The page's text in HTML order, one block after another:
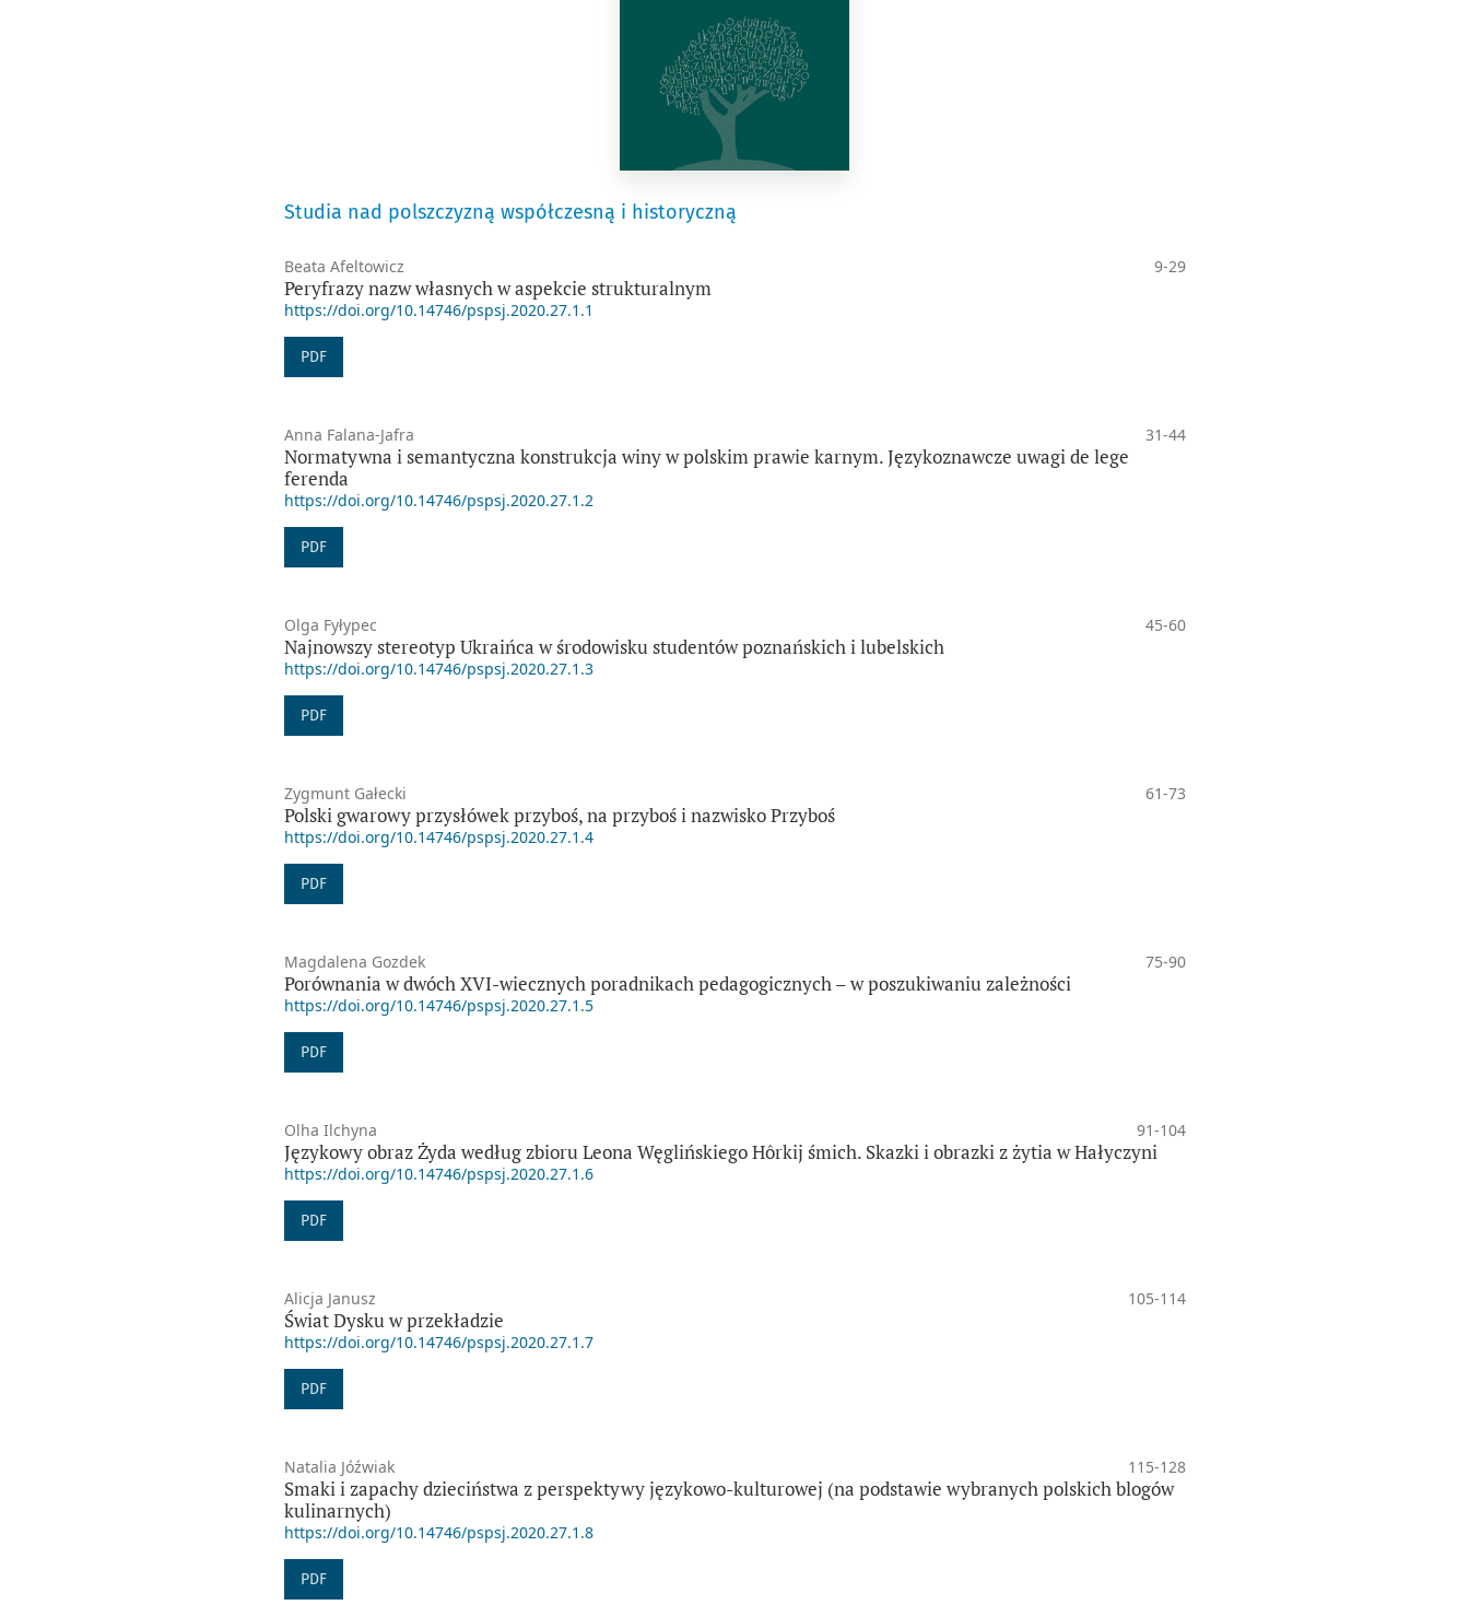
Studia nad polszczyzną współczesną i historyczną
Beata Afeltowicz 9-29
Peryfrazy nazw własnych w aspekcie strukturalnym
https://doi.org/10.14746/pspsj.2020.27.1.1
PDF
Anna Falana-Jafra 31-44
Normatywna i semantyczna konstrukcja winy w polskim prawie karnym. Językoznawcze uwagi de lege
ferenda
https://doi.org/10.14746/pspsj.2020.27.1.2
PDF
Olga Fyłypec 45-60
Najnowszy stereotyp Ukraińca w środowisku studentów poznańskich i lubelskich
https://doi.org/10.14746/pspsj.2020.27.1.3
PDF
Zygmunt Gałecki 61-73
Polski gwarowy przysłówek przyboś, na przyboś i nazwisko Przyboś
https://doi.org/10.14746/pspsj.2020.27.1.4
PDF
Magdalena Gozdek 75-90
Porównania w dwóch XVI-wiecznych poradnikach pedagogicznych – w poszukiwaniu zależności
https://doi.org/10.14746/pspsj.2020.27.1.5
PDF
Olha Ilchyna 91-104
Językowy obraz Żyda według zbioru Leona Węglińskiego Hôrkij śmich. Skazki i obrazki z żytia w Hałyczyni
https://doi.org/10.14746/pspsj.2020.27.1.6
PDF
Alicja Janusz 105-114
Świat Dysku w przekładzie
https://doi.org/10.14746/pspsj.2020.27.1.7
PDF
Natalia Jóźwiak 115-128
Smaki i zapachy dzieciństwa z perspektywy językowo-kulturowej (na podstawie wybranych polskich blogów
kulinarnych)
https://doi.org/10.14746/pspsj.2020.27.1.8
PDF